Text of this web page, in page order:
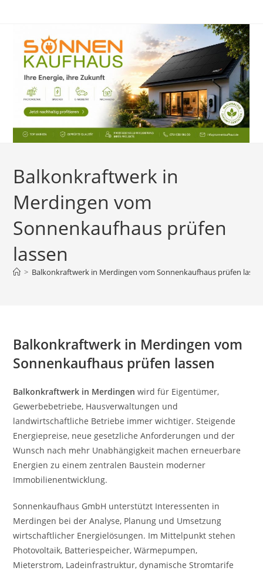
Balkonkraftwerk in
Merdingen vom
Sonnenkaufhaus prüfen
lassen
> Balkonkraftwerk in Merdingen vom Sonnenkaufhaus prüfen
Balkonkraftwerk in Merdingen vom
Sonnenkaufhaus prüfen lassen
Balkonkraftwerk in Merdingen wird für Eigentümer,
Gewerbebetriebe, Hausverwaltungen und
landwirtschaftliche Betriebe immer wichtiger. Steigende
Energiepreise, neue gesetzliche Anforderungen und der
Wunsch nach mehr Unabhängigkeit machen erneuerbare
Energien zu einem zentralen Baustein moderner
Immobilienentwicklung.
Sonnenkaufhaus GmbH unterstützt Interessenten in
Merdingen bei der Analyse, Planung und Umsetzung
wirtschaftlicher Energielösungen. Im Mittelpunkt stehen
Photovoltaik, Batteriespeicher, Wärmepumpen,
Mieterstrom, Ladeinfrastruktur, dynamische Stromtarife